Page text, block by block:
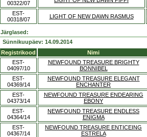
00322/07
EST-
00318/07
LIGHT OF NEW DAWN RASMUS
Järglased:
Sünnikuupäev: 14.09.2014
Registrikood
Nimi
EST-
04097/10
NEWFOUND TREASURE BRIGHTY
BONNIBEL
EST-
04369/14
NEWFOUND TREASURE ELEGANT
ENCHANTER
EST-
04373/14
NEWFOUND TREASURE ENDEARING
EBONY
EST-
04364/14
NEWFOUND TREASURE ENDLESS
ENIGMA
EST-
04367/14
NEWFOUND TREASURE ENTICEING
ESTRELA